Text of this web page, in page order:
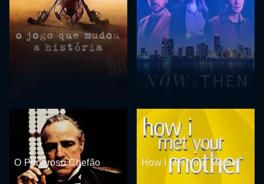
O Poderoso Chefão How I Met Your Mother